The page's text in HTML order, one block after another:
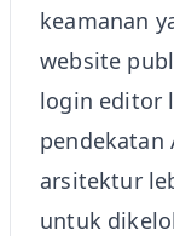
keamanan
website
login editor
pendekatan
arsitektur
untuk